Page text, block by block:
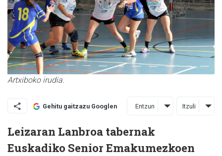
Artxiboko irudia.
Gehitu gaitzazu Googlen Entzun Itzuli
Leizaran Lanbroa tabernak
Euskadiko Senior Emakumezkoen